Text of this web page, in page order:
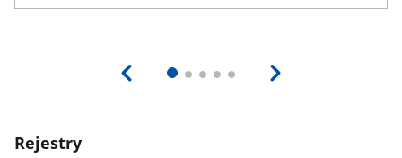
Rejestry